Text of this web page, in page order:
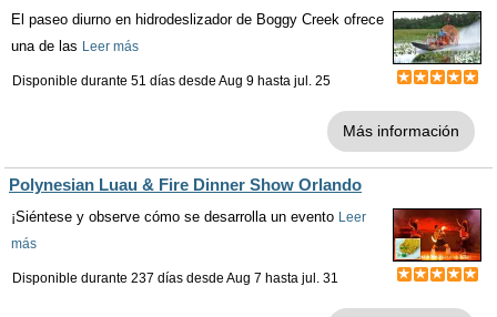
El paseo diurno en hidrodeslizador de Boggy Creek ofrece
una de las Leer más
Disponible durante 51 días desde Aug 9 hasta jul. 25
Más información
Polynesian Luau & Fire Dinner Show Orlando
¡Siéntese y observe cómo se desarrolla un evento Leer
más
Disponible durante 237 días desde Aug 7 hasta jul. 31